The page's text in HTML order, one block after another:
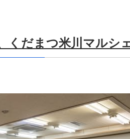
くだまつ米川マルシ